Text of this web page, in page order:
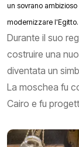
un sovrano
modernizzare l'Egitto.
Durante il suo
costruire una
diventata un
La moschea fu
Cairo e fu